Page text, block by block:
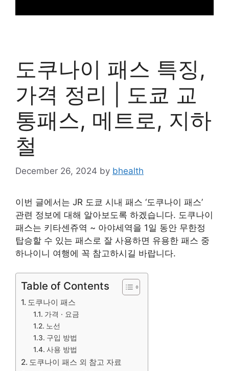
도쿠나이 패스 특징,
가격 정리 | 도쿄 교
통패스, 메트로, 지하
철
December 26, 2024 by bhealth
이번 글에서는 JR 도쿄 시내 패스 ‘도쿠나이 패스’
관련 정보에 대해 알아보도록 하겠습니다. 도쿠나이
패스는 키타센쥬역 ~ 아야세역을 1일 동안 무한정
탑승할 수 있는 패스로 잘 사용하면 유용한 패스 중
하나이니 여행에 꼭 참고하시길 바랍니다.
Table of Contents
도쿠나이 패스
가격 · 요금
노선
구입 방법
사용 방법
도쿠나이 패스 외 참고 자료